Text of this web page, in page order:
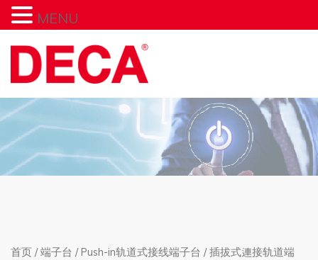
首页 /端子台 /Push-in轨道式接线端子台 /插拔式連接轨道端
MENU